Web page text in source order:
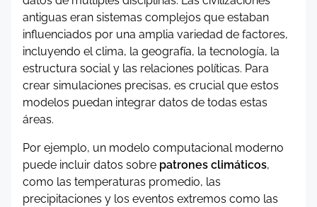
antiguas eran sistemas complejos que estaban
influenciados por una amplia variedad de factores,
incluyendo el clima, la geografía, la tecnología, la
estructura social y las relaciones políticas. Para
crear simulaciones precisas, es crucial que estos
modelos puedan integrar datos de todas estas
áreas.
Por ejemplo, un modelo computacional moderno
puede incluir datos sobre patrones climáticos,
como las temperaturas promedio, las
precipitaciones y los eventos extremos como las